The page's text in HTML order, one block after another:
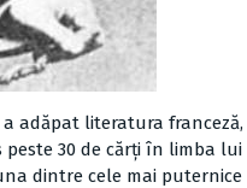
adăpat literatura franceză,
peste 30 de cărţi în limba lui
dintre cele mai puternice